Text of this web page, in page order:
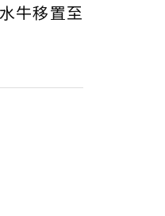
牛移置至